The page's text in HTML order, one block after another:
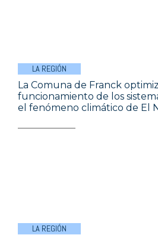
LA REGIÓN
La Comuna de Franck
funcionamiento de los
el fenómeno climático de El
LA REGIÓN